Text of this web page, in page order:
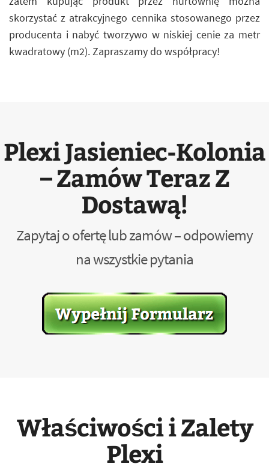
skorzystać z atrakcyjnego cennika stosowanego przez
producenta i nabyć tworzywo w niskiej cenie za metr
kwadratowy (m2). Zapraszamy do współpracy!
Plexi Jasieniec-Kolonia
– Zamów Teraz Z
Dostawą!
Zapytaj o ofertę lub zamów – odpowiemy
na wszystkie pytania
Właściwości i Zalety
Plexi